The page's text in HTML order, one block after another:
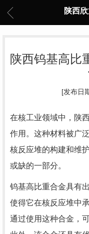
陕西
陕西钨基高比
[发布日
在核工业领域中，陕
作用。这种材料被广
核反应堆的构建和维
或缺的一部分。
钨基高比重合金具有
使得它在核反应堆中
通过使用这种合金，